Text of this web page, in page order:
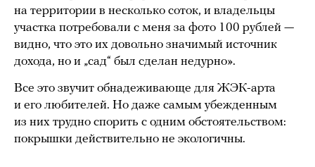
на территории в несколько соток, и владельцы
участка потребовали с меня за фото 100 рублей —
видно, что это их довольно значимый источник
дохода, но и „сад“ был сделан недурно».
Все это звучит обнадеживающе для ЖЭК-арта
и его любителей. Но даже самым убежденным
из них трудно спорить с одним обстоятельством:
покрышки действительно не экологичны.